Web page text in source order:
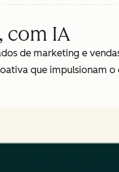
com IA
de marketing e
que impulsionam